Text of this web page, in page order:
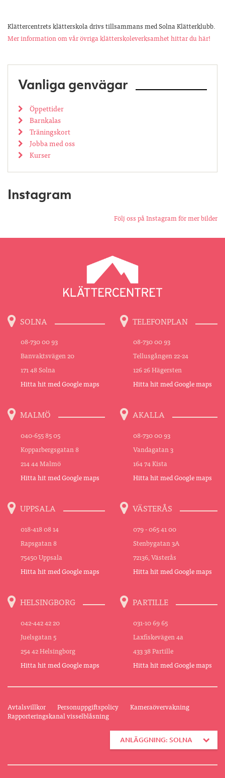
Klättercentrets klätterskola drivs tillsammans med Solna Klätterklubb.
Mer information om vår övriga klätterskoleverksamhet hittar du här!
Vanliga genvägar
Öppettider
Barnkalas
Träningskort
Jobba med oss
Kurser
Instagram
Följ oss på Instagram för mer bilder
SOLNA
08-730 00 93
Banvaktsvägen 20
171 48 Solna
Hitta hit med Google maps
TELEFONPLAN
08-730 00 93
Tellusgången 22-24
126 26 Hägersten
Hitta hit med Google maps
MALMÖ
040-655 85 05
Kopparbergsgatan 8
214 44 Malmö
Hitta hit med Google maps
AKALLA
08-730 00 93
Vandagatan 3
164 74 Kista
Hitta hit med Google maps
UPPSALA
018-418 08 14
Rapsgatan 8
75450 Uppsala
Hitta hit med Google maps
VÄSTERÅS
079 - 065 41 00
Stenbygatan 3A
72136, Västerås
Hitta hit med Google maps
HELSINGBORG
042-442 42 20
Juelsgatan 5
254 42 Helsingborg
Hitta hit med Google maps
PARTILLE
031-10 69 65
Laxfiskevägen 4a
433 38 Partille
Hitta hit med Google maps
Avtalsvillkor Personuppgiftspolicy
Kameraövervakning
Rapporteringskanal visselblåsning
ANLÄGGNING: SOLNA